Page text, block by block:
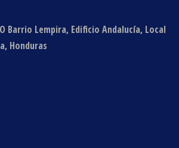
Barrio Lempira, Edificio Andalucía, Local
Honduras